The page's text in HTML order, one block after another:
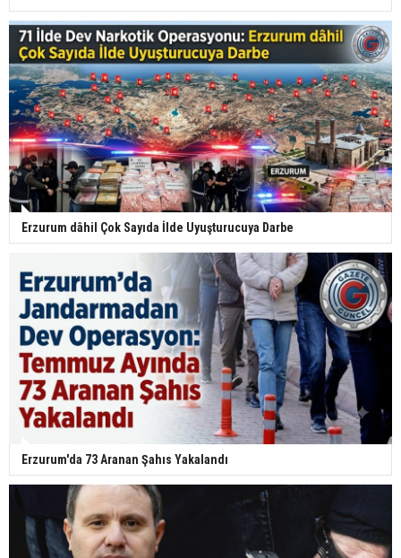
Erzurum dâhil Çok Sayıda İlde Uyuşturucuya Darbe
Erzurum'da 73 Aranan Şahıs Yakalandı